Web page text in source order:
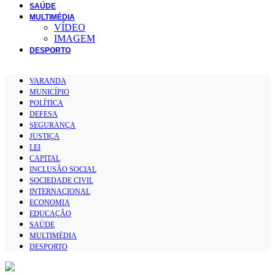
SAÚDE
MULTIMÉDIA
VÍDEO
IMAGEM
DESPORTO
VARANDA
MUNICÍPIO
POLÍTICA
DEFESA
SEGURANÇA
JUSTIÇA
LEI
CAPITAL
INCLUSÃO SOCIAL
SOCIEDADE CIVIL
INTERNACIONAL
ECONOMIA
EDUCAÇÃO
SAÚDE
MULTIMÉDIA
DESPORTO